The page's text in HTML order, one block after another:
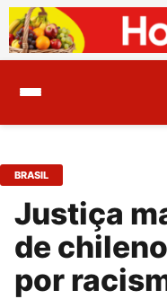
BRASIL
Justiça
de
por